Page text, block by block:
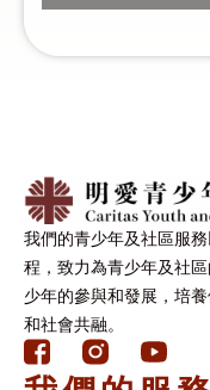
我們的青少年及社區服
程，致力為青少年及社
少年的參與和發展，培
和社會共融。